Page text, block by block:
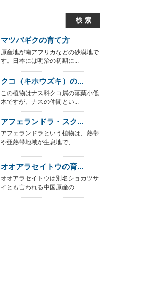
マツバギクの育て方
原産地が南アフリカなどの砂漠地で
す。日本には明治の初期に...
クコ（キホウズキ）の...
この植物はナス科クコ属の落葉小低
木ですが、ナスの仲間とい...
アフェランドラ・スク...
アフェランドラという植物は、熱帯
や亜熱帯地域が生息地で、...
オオアラセイトウの育...
オオアラセイトウは別名ショカツサ
イとも言われる中国原産の...